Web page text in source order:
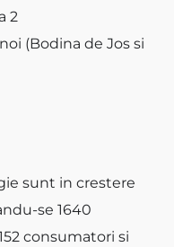
2
(Bodina de Jos si
sunt in crestere
se 1640
consumatori si